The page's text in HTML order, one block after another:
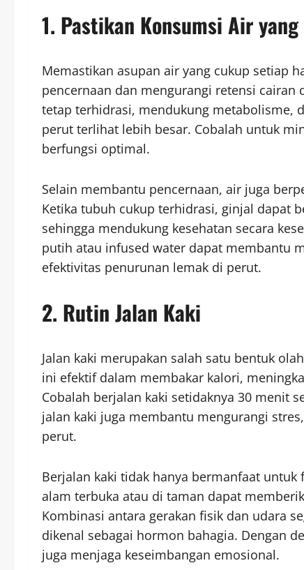
1. Pastikan Konsumsi Air
Memastikan asupan air yang cukup setiap
pencernaan dan mengurangi retensi
tetap terhidrasi, mendukung metabolisme,
perut terlihat lebih besar. Cobalah untuk
berfungsi optimal.
Selain membantu pencernaan, air juga
Ketika tubuh cukup terhidrasi, ginjal dapat
sehingga mendukung kesehatan secara
putih atau infused water dapat membantu
efektivitas penurunan lemak di perut.
2. Rutin Jalan Kaki
Jalan kaki merupakan salah satu bentuk
ini efektif dalam membakar kalori,
Cobalah berjalan kaki setidaknya 30 menit
jalan kaki juga membantu mengurangi
perut.
Berjalan kaki tidak hanya bermanfaat
alam terbuka atau di taman dapat
Kombinasi antara gerakan fisik dan udara
dikenal sebagai hormon bahagia. Dengan
juga menjaga keseimbangan emosional.